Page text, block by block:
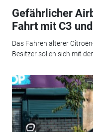
Gefährlicher
Fahrt mit C3
Das Fahren älterer
Besitzer sollen sich mit